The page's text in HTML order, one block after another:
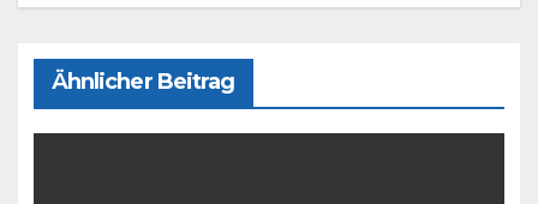
Ähnlicher Beitrag